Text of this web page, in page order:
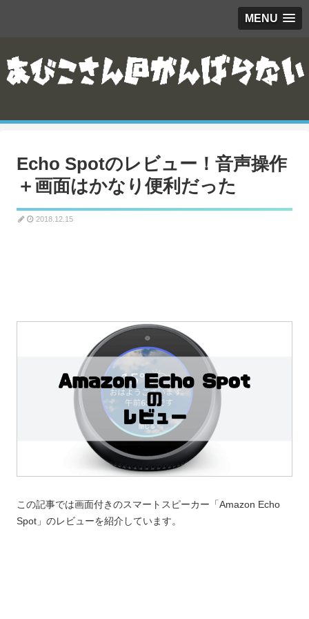
MENU
Echo Spotのレビュー！音声操作
＋画面はかなり便利だった
2018.12.15
この記事では画面付きのスマートスピーカー「Amazon Echo
Spot」のレビューを紹介しています。